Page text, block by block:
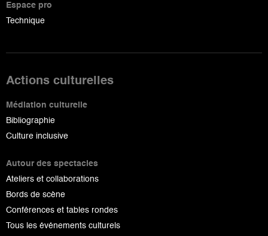
Espace pro
Technique
Actions culturelles
Médiation culturelle
Bibliographie
Culture inclusive
Autour des spectacles
Ateliers et collaborations
Bords de scène
Conférences et tables rondes
Tous les événements culturels